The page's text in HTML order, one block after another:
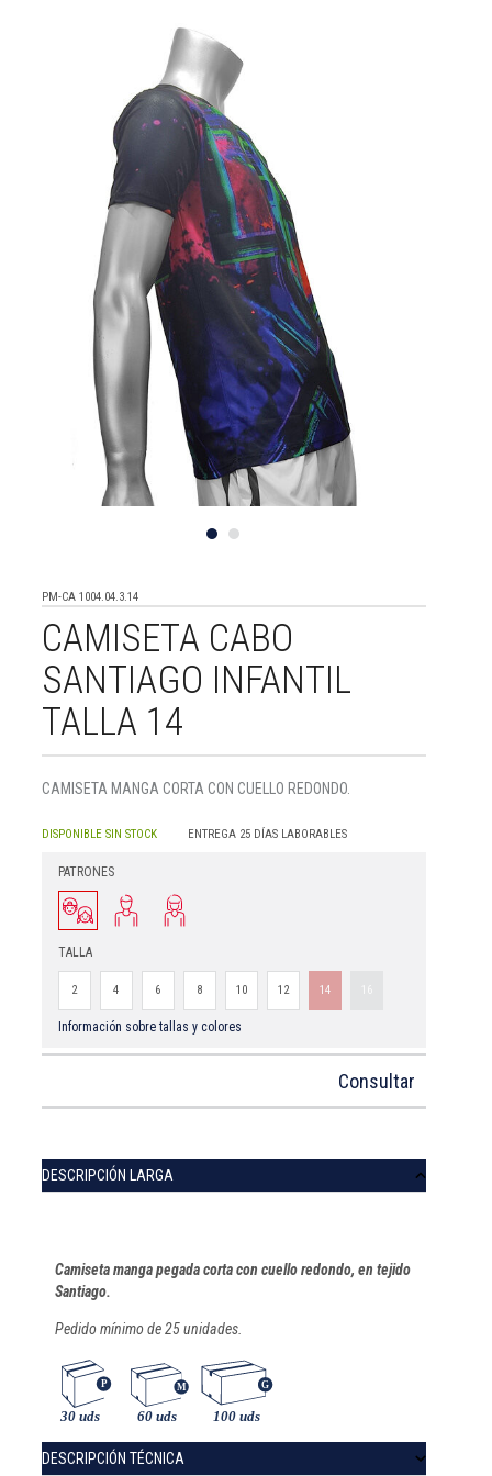
PM-CA 1004.04.3.14
CAMISETA CABO
SANTIAGO INFANTIL
TALLA 14
CAMISETA MANGA CORTA CON CUELLO REDONDO.
DISPONIBLE SIN STOCK ENTREGA 25 DÍAS LABORABLES
PATRONES
TALLA
2 4 6 8 10 12 14 16
Información sobre tallas y colores
Consultar
DESCRIPCIÓN LARGA
Camiseta manga pegada corta con cuello redondo, en tejido
Santiago.
Pedido mínimo de 25 unidades.
DESCRIPCIÓN TÉCNICA